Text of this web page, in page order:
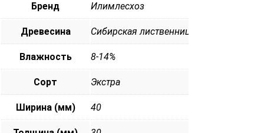
Бренд Илимлесхоз
Древесина Сибирская лиственница
Влажность 8-14%
Сорт Экстра
Ширина (мм) 40